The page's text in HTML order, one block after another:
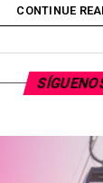
celebrado en
los
como
del
CONTINUE